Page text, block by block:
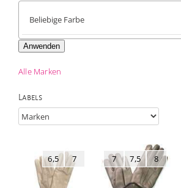
6,5 7 7 7,5 8
Anwenden
Alle Marken
Labels